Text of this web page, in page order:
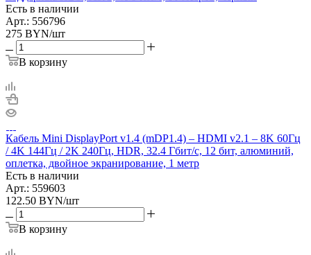
Есть в наличии
Арт.: 556796
275 BYN/шт
В корзину
Кабель Mini DisplayPort v1.4 (mDP1.4) – HDMI v2.1 – 8K 60Гц
/ 4K 144Гц / 2K 240Гц, HDR, 32.4 Гбит/с, 12 бит, алюминий,
оплетка, двойное экранирование, 1 метр
Есть в наличии
Арт.: 559603
122.50 BYN/шт
В корзину